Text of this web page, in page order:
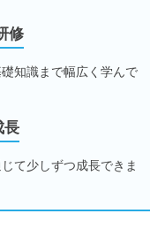
修
知識まで幅広く学んで
長
て少しずつ成長できま